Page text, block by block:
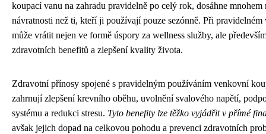
koupací vanu na zahradu pravidelně po celý rok, dosáhne mnohem
návratnosti než ti, kteří ji používají pouze sezónně. Při pravidelném
může vrátit nejen ve formě úspory za wellness služby, ale
zdravotních benefitů a zlepšení kvality života.
Zdravotní přínosy spojené s pravidelným používáním venkovní
zahrnují zlepšení krevního oběhu, uvolnění svalového napětí,
systému a redukci stresu. Tyto benefity lze těžko vyjádřit v přímé
avšak jejich dopad na celkovou pohodu a prevenci zdravotních